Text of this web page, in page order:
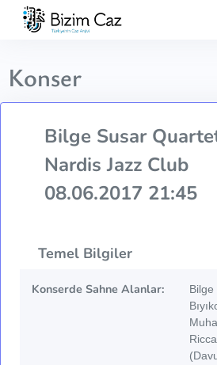
Konser
Bilge Susar
Nardis Jazz Club
08.06.2017 21:45
Temel Bilgiler
Konserde Sahne Alanlar:
Bilge